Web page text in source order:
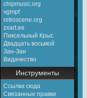
chipmusic.org
vgmpf
retroscene.org
zxart.ee
Пиксельный Крыс
Двадцать восьмой
Зан-Зан
Видачество
Инструменты
Ссылки сюда
Связанные правки